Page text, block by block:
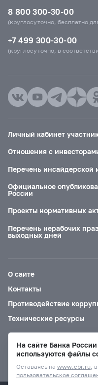
8 800 300-30-00
(круглосуточно, бесплатно
+7 499 300-30-00
(круглосуточно, в
Личный кабинет
Отношения с
Перечень
Официальное
России
Проекты нормативных
Перечень нерабочих
выходных дней
О сайте
Контакты
Противодействие
Технические ресурсы
Версия для
На сайте Банка России
используются файлы
Оставаясь на www.cbr.ru,
пользовательское